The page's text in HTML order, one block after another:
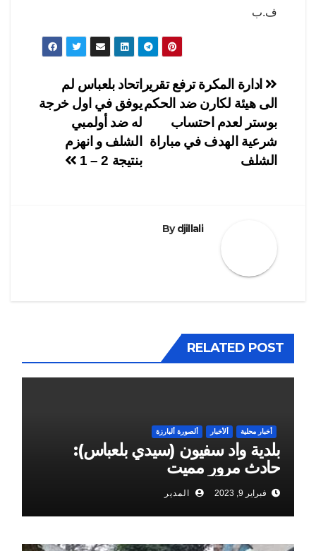
ف.ب
تصفّح
المقالات
اتحاد بلعباس لم
يوفق في اول خرجة
له ضد أولمبي
الشلف و انهزم
بنتيجة 2 – 1
ادارة المكرة ترفع تقرير
الى هيئة لكارن ضد الحكم
بوستر لعدم احتساب
شرعية الهدف في مباراة
الشلف
Bydjillali
RELATED POST
أخبار محلية ألأخبار ألصورة ألبارزة
بلدية واد سفيون (سيدي بلعباس):
حادث مرور مميت
فبراير 9, 2023 المدير